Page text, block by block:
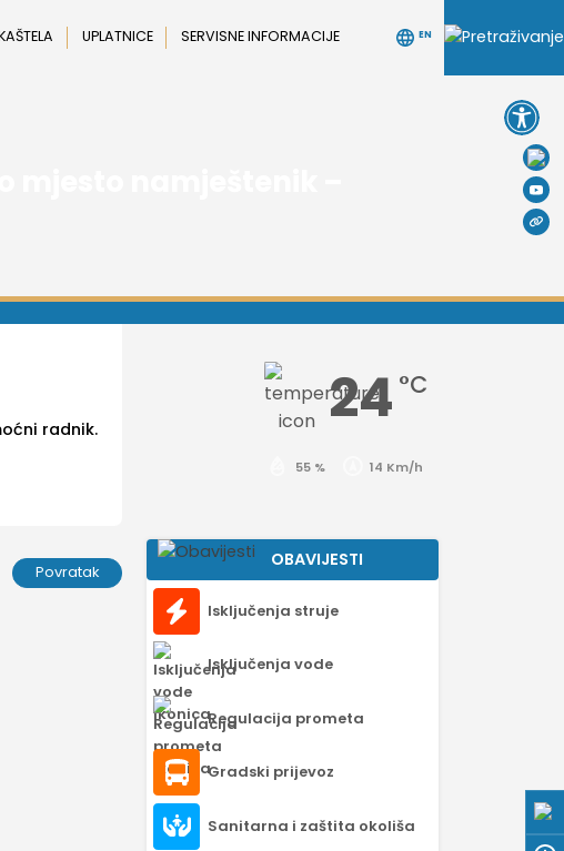
UPLATNICE SERVISNE INFORMACIJE EN
radnik.
Povratak
24 °C
55 % 14 Km/h
OBAVIJESTI
Isključenja struje
Isključenja vode
Regulacija prometa
Gradski prijevoz
Sanitarna i zaštita okoliša